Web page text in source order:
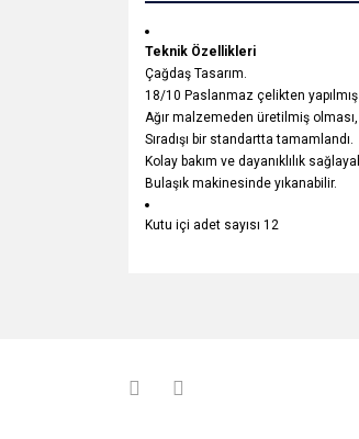
Teknik Özellikleri
Çağdaş Tasarım.
18/10 Paslanmaz çelikten
Ağır malzemeden üretilmiş
Sıradışı bir standartta tamamlandı.
Kolay bakım ve dayanıklılık
Bulaşık makinesinde yıkanabilir.
Kutu içi adet sayısı 12